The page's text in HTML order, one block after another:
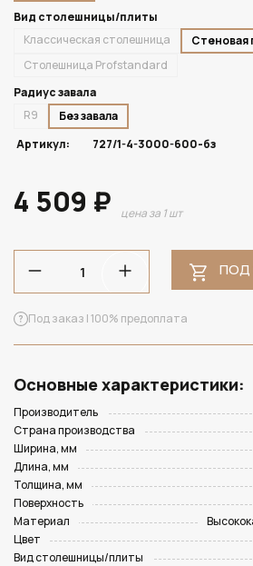
Вид столешницы/плиты
Классическая столешница
Стеновая
Столешница Profstandard
Радиус завала
R9
Без завала
Артикул:
727/1-4-3000-600-бз
4 509 ₽ цена за 1 шт
ПОД
Под заказ | 100% предоплата
Основные характеристики:
Производитель
Страна производства
Ширина, мм
Длина, мм
Толщина, мм
Поверхность
Материал
Цвет
Вид столешницы/плиты